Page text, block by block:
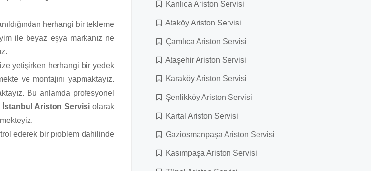
herhangi bir tekleme
ile beyaz eşya markanız ne
yetişirken herhangi bir yedek
ve montajını yapmaktayız.
Bu anlamda profesyonel
İstanbul Ariston Servisiolarak
ederek bir problem dahilinde
Kanlıca Ariston Servisi
Ataköy Ariston Servisi
Çamlıca Ariston Servisi
Ataşehir Ariston Servisi
Karaköy Ariston Servisi
Şenlikköy Ariston Servisi
Kartal Ariston Servisi
Gaziosmanpaşa Ariston Servisi
Kasımpaşa Ariston Servisi